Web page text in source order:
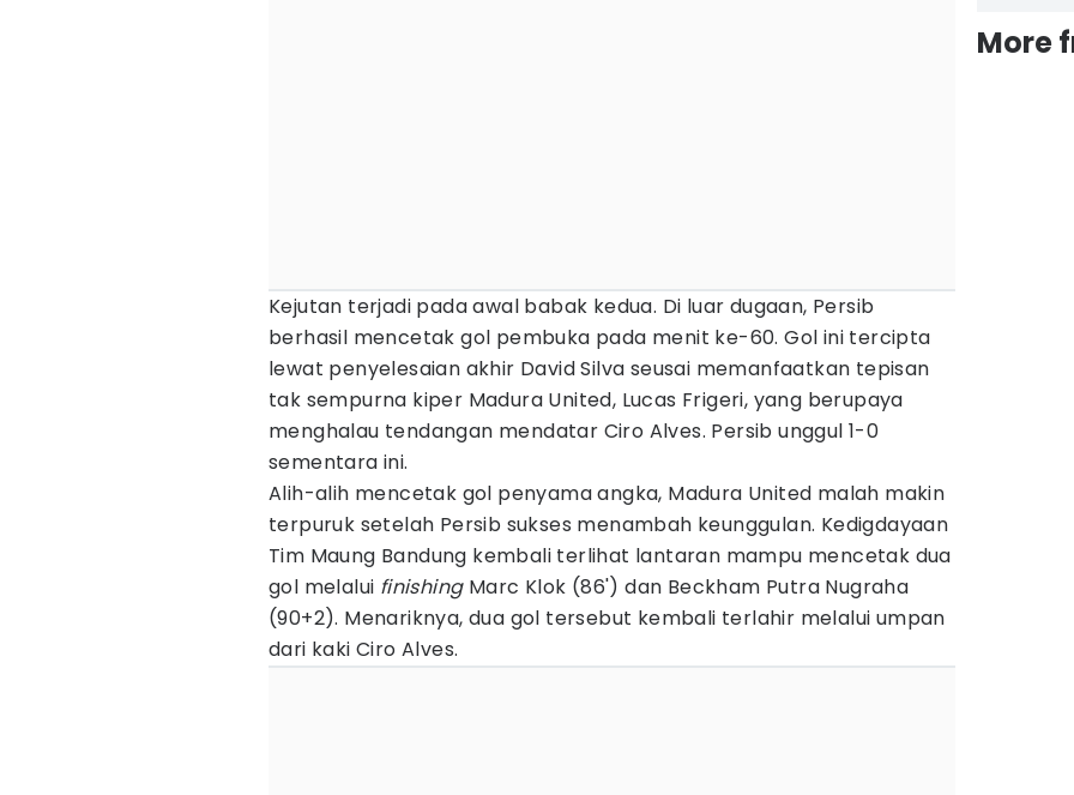
Kejutan terjadi pada awal babak kedua. Di luar dugaan, Persib
berhasil mencetak gol pembuka pada menit ke-60. Gol ini tercipta
lewat penyelesaian akhir David Silva seusai memanfaatkan tepisan
tak sempurna kiper Madura United, Lucas Frigeri, yang berupaya
menghalau tendangan mendatar Ciro Alves. Persib unggul 1-0
sementara ini.
Alih-alih mencetak gol penyama angka, Madura United malah makin
terpuruk setelah Persib sukses menambah keunggulan. Kedigdayaan
Tim Maung Bandung kembali terlihat lantaran mampu mencetak dua
gol melalui finishingMarc Klok (86') dan Beckham Putra Nugraha
(90+2). Menariknya, dua gol tersebut kembali terlahir melalui umpan
dari kaki Ciro Alves.
More